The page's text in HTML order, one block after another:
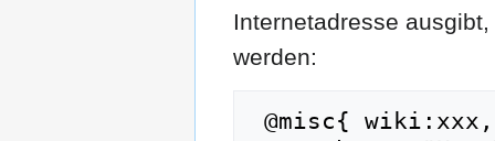
Internetadresse
werden: